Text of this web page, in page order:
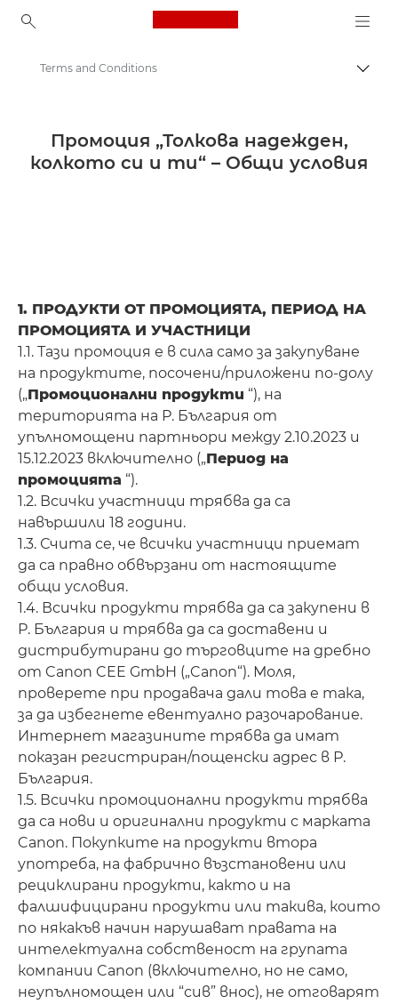
Canon Logo, back to
Парични премии от Canon | Предложения | Сделки
Terms and Conditions
Промоция „Толкова надежден,
колкото си и ти“ – Общи условия
1. ПРОДУКТИ ОТ ПРОМОЦИЯТА, ПЕРИОД НА
ПРОМОЦИЯТА И УЧАСТНИЦИ
1.1. Тази промоция е в сила само за закупуване
на продуктите, посочени/приложени по-долу
(„Промоционални продукти “), на
територията на Р. България от
упълномощени партньори между 2.10.2023 и
15.12.2023 включително („Период на
промоцията “).
1.2. Всички участници трябва да са
навършили 18 години.
1.3. Счита се, че всички участници приемат
да са правно обвързани от настоящите
общи условия.
1.4. Всички продукти трябва да са закупени в
Р. България и трябва да са доставени и
дистрибутирани до търговците на дребно
от Canon CEE GmbH („Canon“). Моля,
проверете при продавача дали това е така,
за да избегнете евентуално разочарование.
Интернет магазините трябва да имат
показан регистриран/пощенски адрес в Р.
България.
1.5. Всички промоционални продукти трябва
да са нови и оригинални продукти с марката
Canon. Покупките на продукти втора
употреба, на фабрично възстановени или
рециклирани продукти, както и на
фалшифицирани продукти или такива, които
по някакъв начин нарушават правата на
интелектуална собственост на групата
компании Canon (включително, но не само,
неупълномощен или “сив” внос), не отговарят